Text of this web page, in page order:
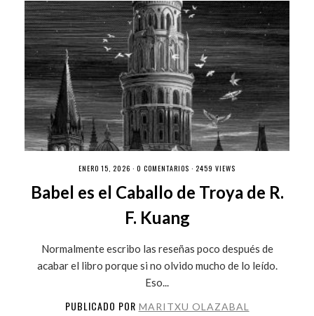
ENERO 15, 2026 · 0 COMENTARIOS · 2459 VIEWS
Babel es el Caballo de Troya de R.
F. Kuang
Normalmente escribo las reseñas poco después de
acabar el libro porque si no olvido mucho de lo leído.
Eso...
PUBLICADO POR MARITXU OLAZABAL